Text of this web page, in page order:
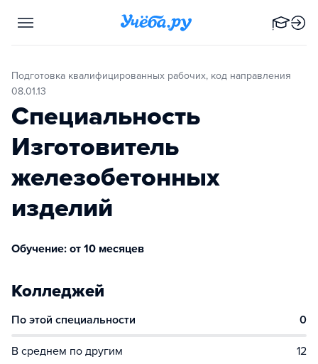
Подготовка квалифицированных рабочих, код направления
08.01.13
Специальность
Изготовитель
железобетонных
изделий
Обучение: от 10 месяцев
Колледжей
По этой специальности 0
В среднем по другим 12